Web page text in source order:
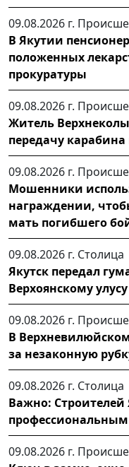
09.08.2026 г.
В Якутии
положенных
прокуратуры
09.08.2026 г.
Житель
передачу
09.08.2026 г.
Мошенники
награждении,
мать погибшего
09.08.2026 г. Столица
Якутск передал
Верхоянскому улусу
09.08.2026 г.
В
за незаконную
09.08.2026 г. Столица
Важно: Строителей
09.08.2026 г.